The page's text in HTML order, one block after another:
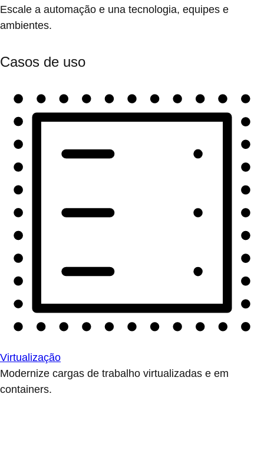
Escale a automação e una tecnologia, equipes e
ambientes.
Casos de uso
Virtualização
Modernize cargas de trabalho virtualizadas e em
containers.